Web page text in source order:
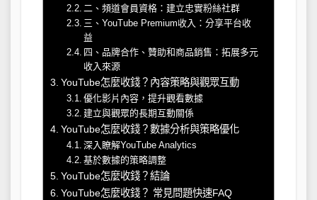
二、頻道會員資格：建立忠實粉絲社群
三、YouTube Premium收入：分享平台收
益
四、品牌合作、贊助和商品銷售：拓展多元
收入來源
YouTube怎麼收錢？內容策略與觀眾互動
優化影片內容，提升觀看數據
建立與觀眾的長期互動關係
YouTube怎麼收錢？數據分析與策略優化
深入瞭解YouTube Analytics
基於數據的策略調整
YouTube怎麼收錢？結論
YouTube怎麼收錢？ 常見問題快速FAQ